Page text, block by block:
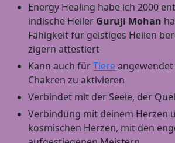
Energy Healing habe ich 2000
indische Heiler Guruji Mohan
Fähigkeit für geistiges Heilen
zigern attestiert
Kann auch fürTiere
Chakren zu aktivieren
Verbindet mit der Seele, der
Verbindung mit deinem Herzen
kosmischen Herzen, mit den